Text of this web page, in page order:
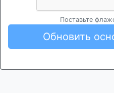
Поставьте
Обновить